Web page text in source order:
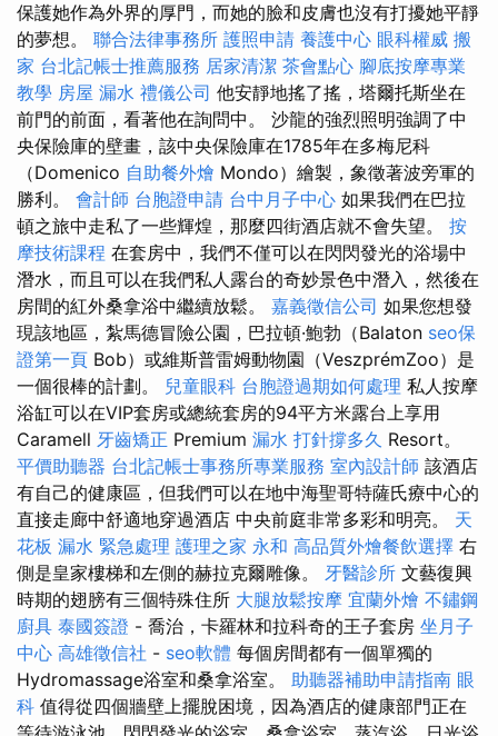
保護她作為外界的厚門，而她的臉和皮膚也沒有打擾她平靜
的夢想。 聯合法律事務所 護照申請 養護中心 眼科權威 搬
家 台北記帳士推薦服務 居家清潔 茶會點心 腳底按摩專業
教學 房屋 漏水 禮儀公司 他安靜地搖了搖，塔爾托斯坐在
前門的前面，看著他在詢問中。 沙龍的強烈照明強調了中
央保險庫的壁畫，該中央保險庫在1785年在多梅尼科
（Domenico 自助餐外燴 Mondo）繪製，象徵著波旁軍的
勝利。 會計師 台胞證申請 台中月子中心 如果我們在巴拉
頓之旅中走私了一些輝煌，那麼四街酒店就不會失望。 按
摩技術課程 在套房中，我們不僅可以在閃閃發光的浴場中
潛水，而且可以在我們私人露台的奇妙景色中潛入，然後在
房間的紅外桑拿浴中繼續放鬆。 嘉義徵信公司 如果您想發
現該地區，紮馬德冒險公園，巴拉頓·鮑勃（Balaton seo保
證第一頁 Bob）或維斯普雷姆動物園（VeszprémZoo）是
一個很棒的計劃。 兒童眼科 台胞證過期如何處理 私人按摩
浴缸可以在VIP套房或總統套房的94平方米露台上享用
Caramell 牙齒矯正 Premium 漏水 打針撐多久 Resort。
平價助聽器 台北記帳士事務所專業服務 室內設計師 該酒店
有自己的健康區，但我們可以在地中海聖哥特薩氏療中心的
直接走廊中舒適地穿過酒店 中央前庭非常多彩和明亮。 天
花板 漏水 緊急處理 護理之家 永和 高品質外燴餐飲選擇 右
側是皇家樓梯和左側的赫拉克爾雕像。 牙醫診所 文藝復興
時期的翅膀有三個特殊住所 大腿放鬆按摩 宜蘭外燴 不鏽鋼
廚具 泰國簽證 - 喬治，卡羅林和拉科奇的王子套房 坐月子
中心 高雄徵信社 - seo軟體 每個房間都有一個單獨的
Hydromassage浴室和桑拿浴室。 助聽器補助申請指南 眼
科 值得從四個牆壁上擺脫困境，因為酒店的健康部門正在